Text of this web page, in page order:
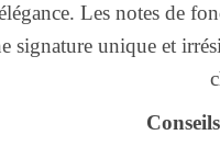
Les notes de
signature unique et